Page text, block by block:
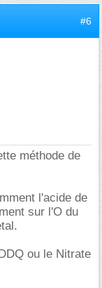
#6
méthode de
l'acide de
sur l'O du
ou le Nitrate